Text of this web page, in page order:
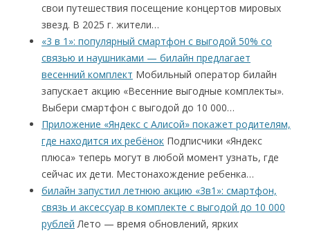
свои путешествия посещение концертов мировых
звезд. В 2025 г. жители…
«3 в 1»: популярный смартфон с выгодой 50% со
связью и наушниками — билайн предлагает
весенний комплект Мобильный оператор билайн
запускает акцию «Весенние выгодные комплекты».
Выбери смартфон с выгодой до 10 000…
Приложение «Яндекс с Алисой» покажет родителям,
где находится их ребёнок Подписчики «Яндекс
плюса» теперь могут в любой момент узнать, где
сейчас их дети. Местонахождение ребенка…
билайн запустил летнюю акцию «3в1»: смартфон,
связь и аксессуар в комплекте с выгодой до 10 000
рублей Лето — время обновлений, ярких